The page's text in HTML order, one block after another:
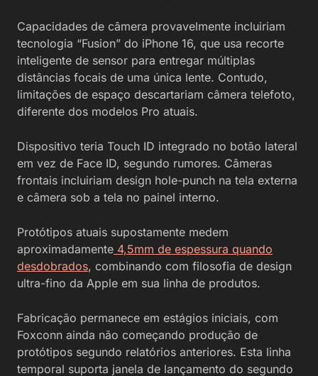
Capacidades de câmera provavelmente incluiriam
tecnologia “Fusion” do iPhone 16, que usa recorte
inteligente de sensor para entregar múltiplas
distâncias focais de uma única lente. Contudo,
limitações de espaço descartariam câmera telefoto,
diferente dos modelos Pro atuais.
Dispositivo teria Touch ID integrado no botão lateral
em vez de Face ID, segundo rumores. Câmeras
frontais incluiriam design hole-punch na tela externa
e câmera sob a tela no painel interno.
Protótipos atuais supostamente medem
aproximadamente 4,5mm de espessura quando
desdobrados, combinando com filosofia de design
ultra-fino da Apple em sua linha de produtos.
Fabricação permanece em estágios iniciais, com
Foxconn ainda não começando produção de
protótipos segundo relatórios anteriores. Esta linha
temporal suporta janela de lançamento do segundo